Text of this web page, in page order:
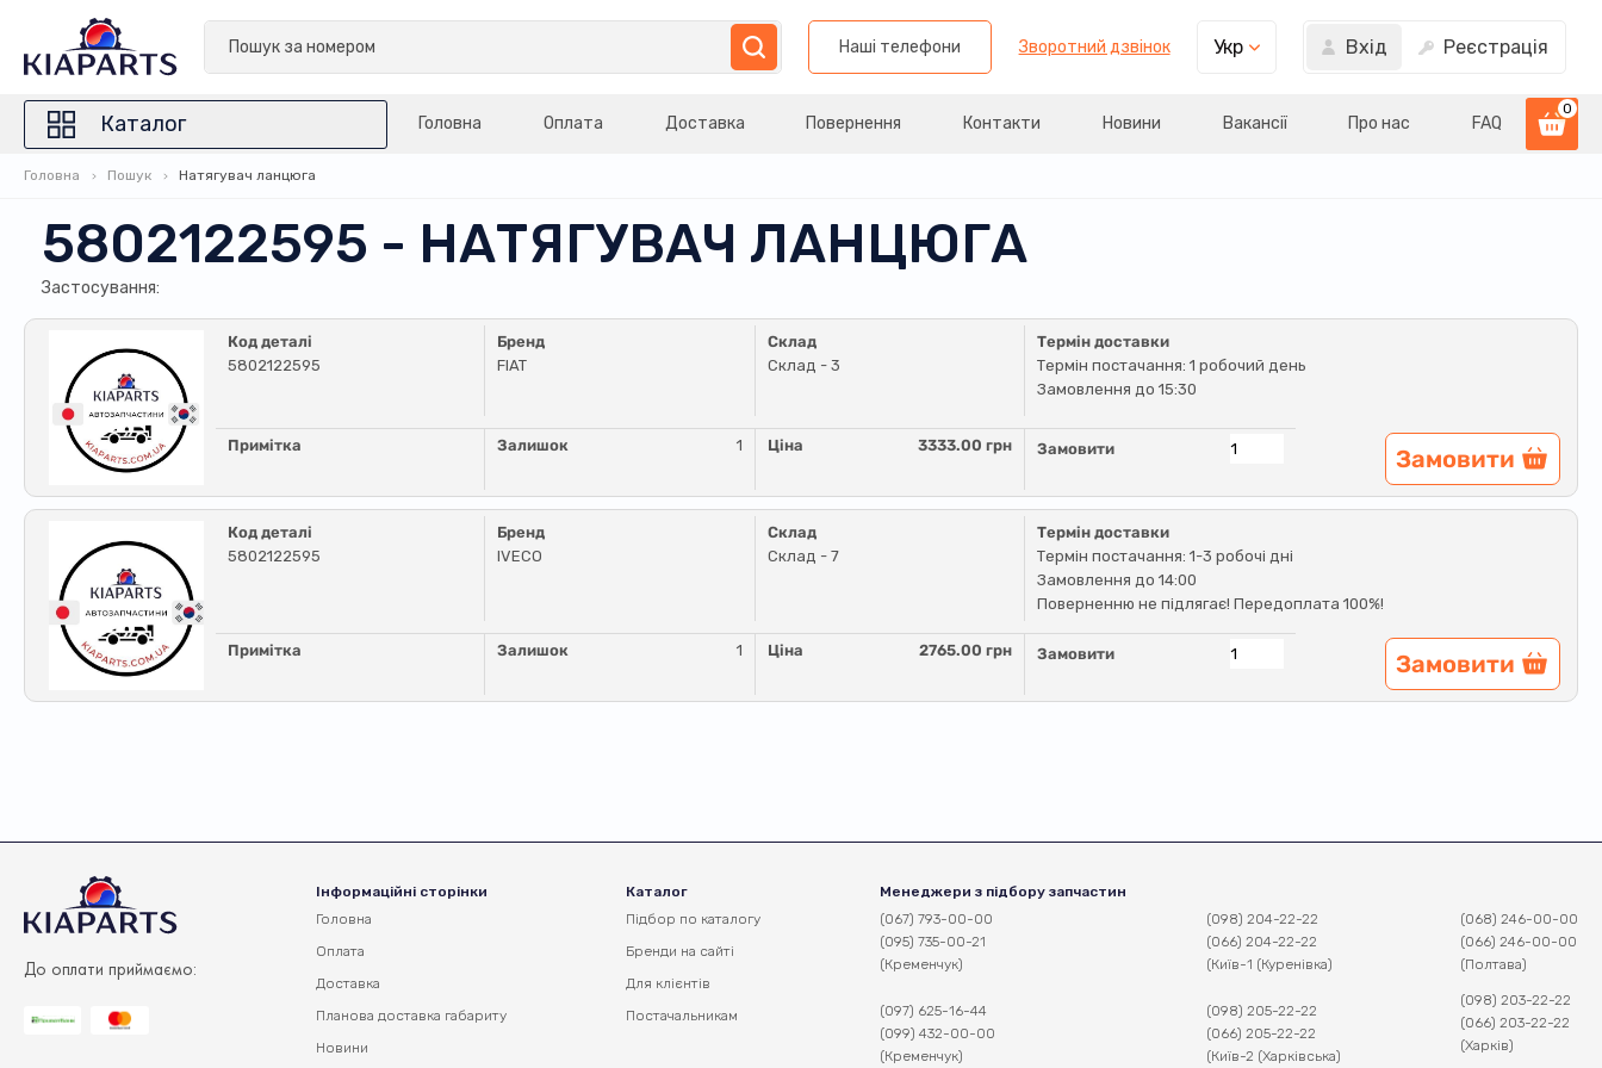
Наші телефони Зворотний дзвінок Укр Вхід Реєстрація
Каталог Головна Оплата Доставка Повернення Контакти Новини Вакансії Про нас FAQ
0
Головна Пошук Натягувач ланцюга
5802122595 - НАТЯГУВАЧ ЛАНЦЮГА
Застосування:
Код деталі
5802122595
Бренд
FIAT
Склад
Склад - 3
Термін доставки
Термін постачання: 1 робочий день
Замовлення до 15:30
Примітка Залишок 1 Ціна 3333.00 грн Замовити Замовити
Код деталі
5802122595
Бренд
IVECO
Склад
Склад - 7
Термін доставки
Термін постачання: 1-3 робочі дні
Замовлення до 14:00
Поверненню не підлягає! Передоплата 100%!
Примітка Залишок 1 Ціна 2765.00 грн Замовити Замовити
До оплати приймаємо:
Інформаційні сторінки
Головна
Оплата
Доставка
Планова доставка габариту
Новини
Каталог
Підбор по каталогу
Бренди на сайті
Для клієнтів
Постачальникам
Менеджери з підбору запчастин
(067) 793-00-00
(095) 735-00-21
(Кременчук)
(097) 625-16-44
(099) 432-00-00
(Кременчук)
(098) 204-22-22
(066) 204-22-22
(Київ-1 (Куренівка)
(098) 205-22-22
(066) 205-22-22
(Київ-2 (Харківська)
(068) 246-00-00
(066) 246-00-00
(Полтава)
(098) 203-22-22
(066) 203-22-22
(Харків)